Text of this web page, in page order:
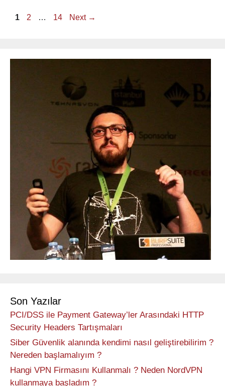
Page
1 Page
2 … Page
14 Next →
Son Yazılar
PCI/DSS ile Payment Gateway’ler Arasındaki HTTP
Security Headers Tartışmaları
Siber Güvenlik alanında kendimi nasıl geliştirebilirim ?
Nereden başlamalıyım ?
Hangi VPN Firmasını Kullanmalı ? Neden NordVPN
kullanmaya başladım ?